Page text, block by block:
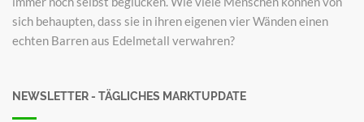
sich behaupten, dass sie in ihren eigenen vier Wänden einen
echten Barren aus Edelmetall verwahren?
NEWSLETTER - TÄGLICHES MARKTUPDATE